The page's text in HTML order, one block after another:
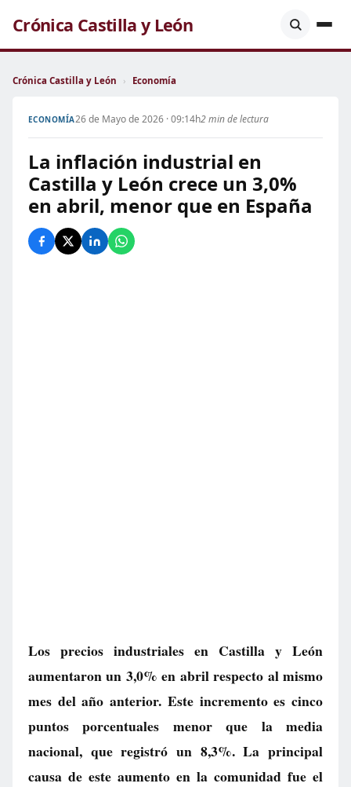
Crónica Castilla y León
Crónica Castilla y León › Economía
ECONOMÍA26 de Mayo de 2026 · 09:14h2 min de lectura
La inflación industrial en
Castilla y León crece un 3,0%
en abril, menor que en España
Los precios industriales en Castilla y León
aumentaron un 3,0% en abril respecto al mismo
mes del año anterior. Este incremento es cinco
puntos porcentuales menor que la media
nacional, que registró un 8,3%. La principal
causa de este aumento en la comunidad fue el